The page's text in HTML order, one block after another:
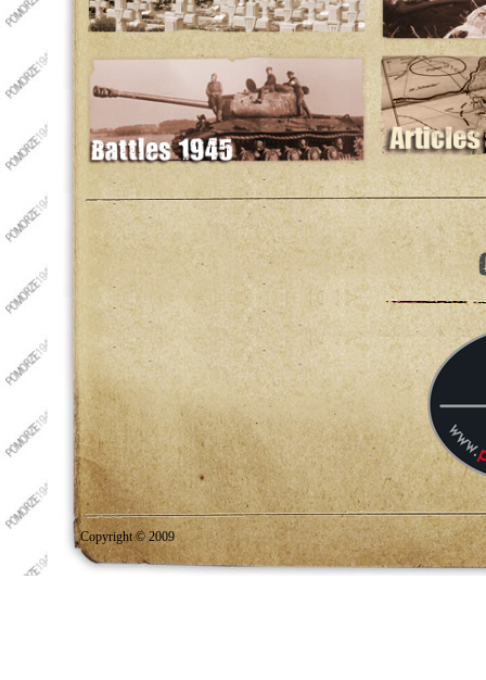
Copyright © 2009